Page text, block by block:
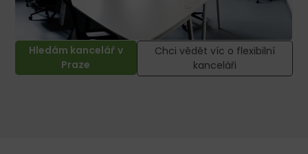
Hledám kancelář v
Praze
Chci vědět víc o flexibilní
kanceláři